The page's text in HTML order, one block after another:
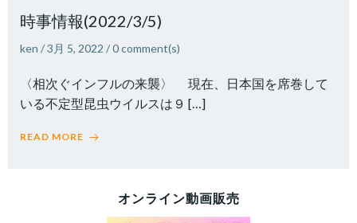
時事情報(2022/3/5)
ken /3月 5, 2022 /0comment(s)
〈相次ぐインフルの来襲〉 現在、日本国を席巻して
いる不定型昆虫ウイルスは９ […]
READ MORE
オンライン動画販売